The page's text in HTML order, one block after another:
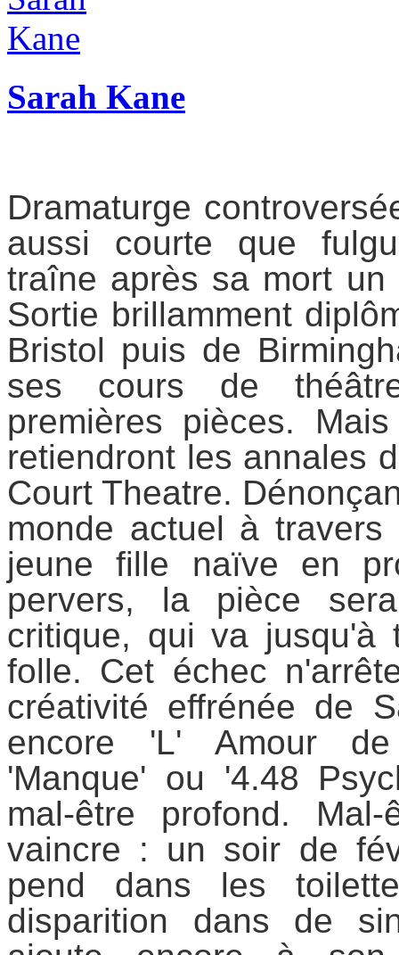
Sarah Kane
Dramaturge
aussi courte que
traîne après sa mort un
Sortie brillamment
Bristol puis de
ses cours de
premières pièces.
retiendront les annales
Court Theatre.
monde actuel à travers
jeune fille naïve en
pervers, la pièce
critique, qui va jusqu'à
folle. Cet échec
créativité effrénée de
encore 'L' Amour de
'Manque' ou '4.48
mal-être profond.
vaincre : un soir de
pend dans les
disparition dans de